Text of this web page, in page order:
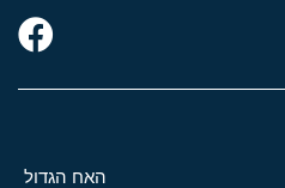
האח הגדול